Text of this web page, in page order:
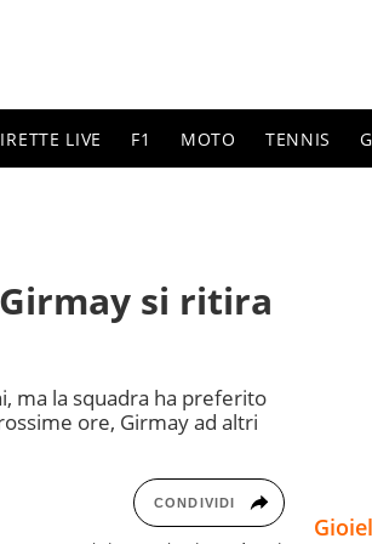
LIVE F1 MOTO TENNIS
si ritira
ma la squadra ha preferito
ore, Girmay ad altri
CONDIVIDI